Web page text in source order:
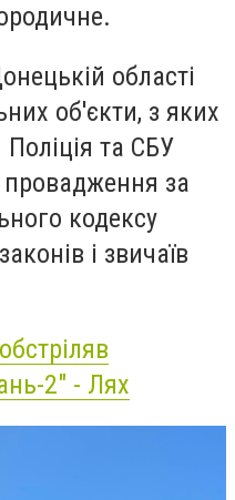
області
об'єкти, з яких
та СБУ
провадження за
кодексу
і звичаїв
2" - Лях